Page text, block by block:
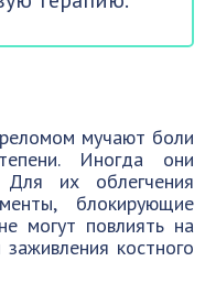
мучают боли
Иногда они
Для их облегчения
блокирующие
могут повлиять на
костного